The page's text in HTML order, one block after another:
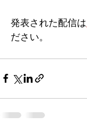
発表された配信は
ださい。